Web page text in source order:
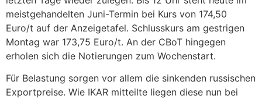
meist­ge­han­delten Juni-Termin bei Kurs von 174,50
Euro/t auf der Anzei­ge­tafel. Schluss­kurs am gest­rigen
Montag war 173,75 Euro/t. An der CBoT hingegen
erholen sich die Notie­rungen zum Wochen­start.
Für Belas­tung sorgen vor allem die sinkenden russi­schen
Export­preise. Wie IKAR mitteilte liegen diese nun bei